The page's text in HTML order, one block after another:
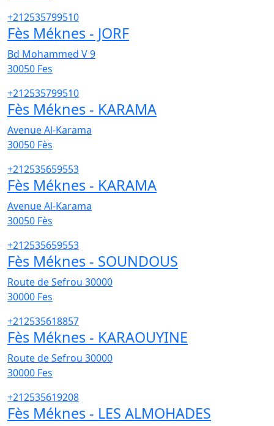
+212535799510
Fès Méknes - JORF
Bd Mohammed V 9
30050 Fes
+212535799510
Fès Méknes - KARAMA
Avenue Al-Karama
30050 Fès
+212535659553
Fès Méknes - KARAMA
Avenue Al-Karama
30050 Fès
+212535659553
Fès Méknes - SOUNDOUS
Route de Sefrou 30000
30000 Fes
+212535618857
Fès Méknes - KARAOUYINE
Route de Sefrou 30000
30000 Fes
+212535619208
Fès Méknes - LES ALMOHADES